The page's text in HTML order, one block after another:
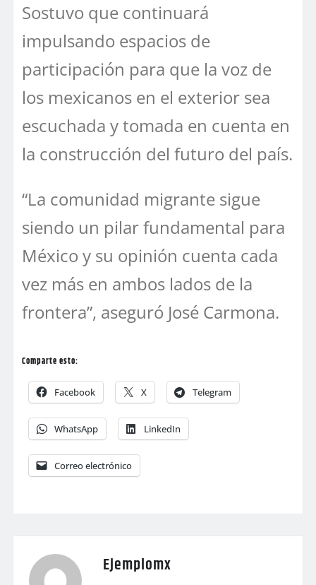
Sostuvo que continuará
impulsando espacios de
participación para que la voz de
los mexicanos en el exterior sea
escuchada y tomada en cuenta en
la construcción del futuro del país.
“La comunidad migrante sigue
siendo un pilar fundamental para
México y su opinión cuenta cada
vez más en ambos lados de la
frontera”, aseguró José Carmona.
Comparte esto:
Facebook X Telegram
WhatsApp LinkedIn
Correo electrónico
Ejemplomx